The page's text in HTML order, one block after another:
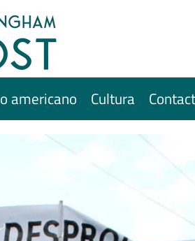
americano Cultura